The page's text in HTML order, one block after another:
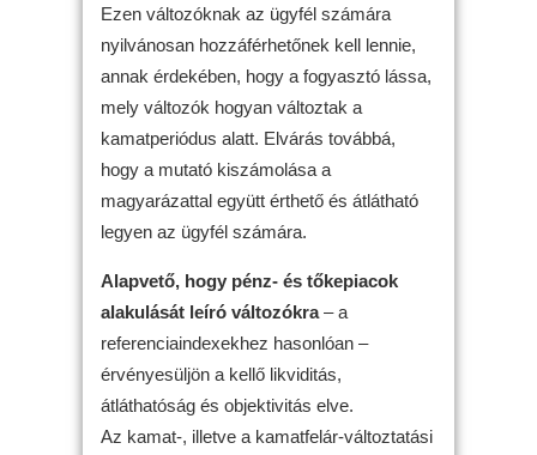
Ezen változóknak az ügyfél számára
nyilvánosan hozzáférhetőnek kell lennie,
annak érdekében, hogy a fogyasztó lássa,
mely változók hogyan változtak a
kamatperiódus alatt. Elvárás továbbá,
hogy a mutató kiszámolása a
magyarázattal együtt érthető és átlátható
legyen az ügyfél számára.
Alapvető, hogy pénz- és tőkepiacok
alakulását leíró változókra– a
referenciaindexekhez hasonlóan –
érvényesüljön a kellő likviditás,
átláthatóság és objektivitás elve.
Az kamat-, illetve a kamatfelár-változtatási